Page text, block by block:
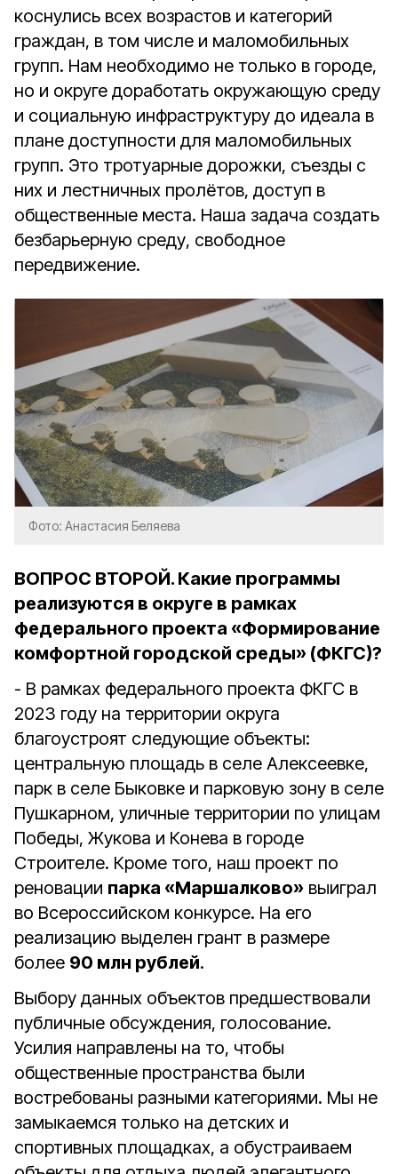
коснулись всех возрастов и категорий
граждан, в том числе и маломобильных
групп. Нам необходимо не только в городе,
но и округе доработать окружающую среду
и социальную инфраструктуру до идеала в
плане доступности для маломобильных
групп. Это тротуарные дорожки, съезды с
них и лестничных пролётов, доступ в
общественные места. Наша задача создать
безбарьерную среду, свободное
передвижение.
Фото: Анастасия Беляева
ВОПРОС ВТОРОЙ. Какие программы
реализуются в округе в рамках
федерального проекта «Формирование
комфортной городской среды» (ФКГС)?
- В рамках федерального проекта ФКГС в
2023 году на территории округа
благоустроят следующие объекты:
центральную площадь в селе Алексеевке,
парк в селе Быковке и парковую зону в селе
Пушкарном, уличные территории по улицам
Победы, Жукова и Конева в городе
Строителе. Кроме того, наш проект по
реновации парка «Маршалково» выиграл
во Всероссийском конкурсе. На его
реализацию выделен грант в размере
более 90 млн рублей.
Выбору данных объектов предшествовали
публичные обсуждения, голосование.
Усилия направлены на то, чтобы
общественные пространства были
востребованы разными категориями. Мы не
замыкаемся только на детских и
спортивных площадках, а обустраиваем